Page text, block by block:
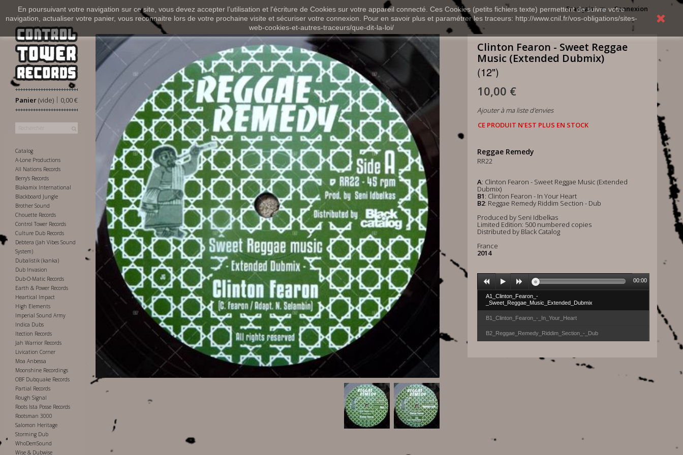
En poursuivant votre navigation sur ce site, vous devez accepter l’utilisation et l'écriture de Cookies sur votre appareil connecté. Ces Cookies (petits fichiers texte) permettent de suivre votre
navigation, actualiser votre panier, vous reconnaitre lors de votre prochaine visite et sécuriser votre connexion. Pour en savoir plus et paramétrer les traceurs: http://www.cnil.fr/vos-obligations/sites-
web-cookies-et-autres-traceurs/que-dit-la-loi/
Connexion
Français
Panier 0,00 €
|
(vide)
Catalog
A-Lone Productions
All Nations Records
Berry's Records
Blakamix International
Blackboard Jungle
Brother Sound
Chouette Records
Control Tower Records
Culture Dub Records
Debtera (Jah Vibes Sound
System)
Dubalistik (kanka)
Dub Invasion
Dub-O-Matic Records
Earth & Power Records
Heartical Impact
High Elements
Imperial Sound Army
Indica Dubs
Itection Records
Jah Warrior Records
Livication Corner
Moa Anbessa
Moonshine Recordings
OBF Dubquake Records
Partial Records
Rough Signal
Roots Ista Posse Records
Rootsman 3000
Salomon Heritage
Storming Dub
WhoDemSound
Wise & Dubwise
Clinton Fearon - Sweet Reggae
Music (Extended Dubmix)
(12")
10,00 €
Ajouter à ma liste d'envies
CE PRODUIT N'EST PLUS EN STOCK
Reggae Remedy
RR22
A: Clinton Fearon - Sweet Reggae Music (Extended
Dubmix)
B1: Clinton Fearon - In Your Heart
B2: Reggae Remedy Riddim Section - Dub
Produced by Seni Idbelkas
Limited Edition: 500 numbered copies
Distributed by Black Catalog
France
2014
A1_Clinton_Fearon_-
_Sweet_Reggae_Music_Extended_Dubmix
B1_Clinton_Fearon_-_In_Your_Heart
B2_Reggae_Remedy_Riddim_Section_-_Dub
00:00